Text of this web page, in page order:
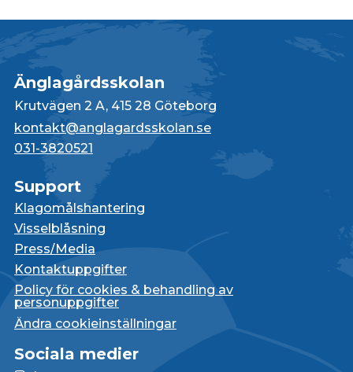
Änglagårdsskolan
Krutvägen 2 A, 415 28 Göteborg
kontakt@anglagardsskolan.se
031-3820521
Support
Klagomålshantering
Visselblåsning
Press/Media
Kontaktuppgifter
Policy för cookies & behandling av
personuppgifter
Ändra cookieinställningar
Sociala medier